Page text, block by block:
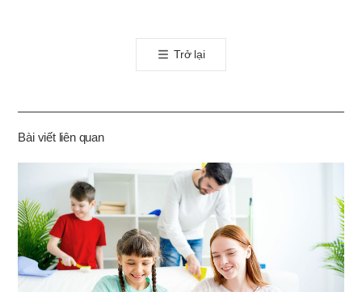
톡
공
기
Trở lại
Bài viết liên quan